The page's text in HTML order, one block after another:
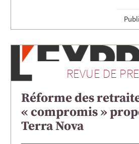
REVUE DE
Réforme des
« compromis »
Terra Nova